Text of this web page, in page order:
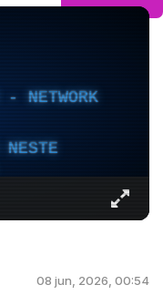
NETWORK
NESTE
08 jun, 2026, 00:54